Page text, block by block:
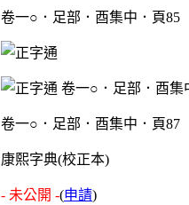
卷一○．足部．酉集中．頁85
卷一○．足部．酉集中．頁87
康熙字典(校正本)
- 未公開 -(申請)